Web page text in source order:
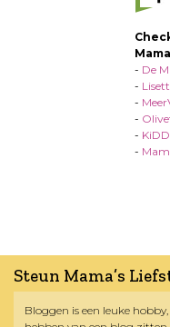
- De
-
-
-
-
-
Steun Mama’s
Bloggen is een leuke